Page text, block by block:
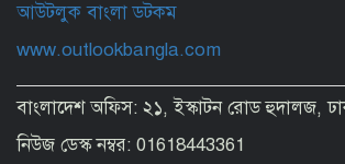
আউটলুক বাংলা ডটকম
www.outlookbangla.com
বাংলাদেশ অফিস: ২১, ইস্কাটন রোড হুদালজ,
নিউজ ডেস্ক নম্বর: 01618443361